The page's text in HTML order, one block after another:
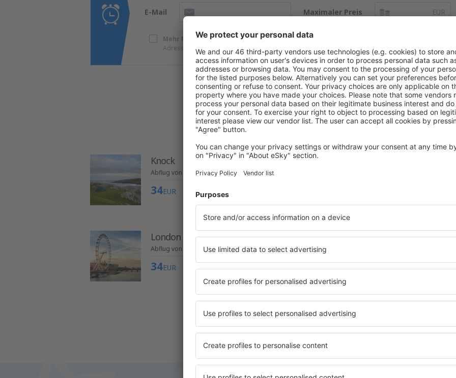
E-Mail Maximaler Preis EUR
Mehr Reisen zu super Preisen im Newsletter.Ich stimme zu, Marketinginformationen von
Adresse zu erhalten.
Wir haben für Dich mehr Angebote
Knock
Abflug von Köln
34EUR
London
Abflug von Köln
34EUR
Manchester
Abflug von Köln
38EUR